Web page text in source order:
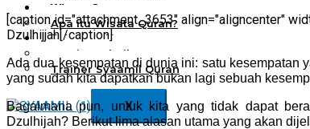
Wisata Quran
Apa itu Wisata Quran?
Pelatihan Kequranan
Apa itu Pelatihan Quran?
Trainer Syaamil Quran
X
[caption id="attachment_3653" align="aligncenter"
Dzulhijjah[/caption]
Ada dua kesempatan di dunia ini: satu kesempatan
yang sudah kita dapatkan bukan lagi sebuah
Bagaimana pun, untuk kita yang tidak dapat
Dzulhijah? Berikut lima alasan utama yang akan